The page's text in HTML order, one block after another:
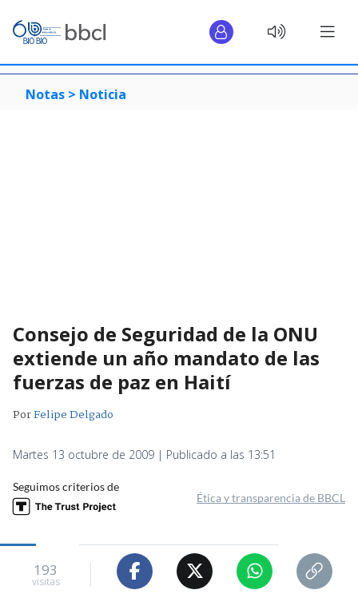
Notas > Noticia
Consejo de Seguridad de la ONU
extiende un año mandato de las
fuerzas de paz en Haití
PorFelipe Delgado
Martes 13 octubre de 2009 | Publicado a las 13:51
Seguimos criterios de
Ética y transparencia de BBCL
193
visitas